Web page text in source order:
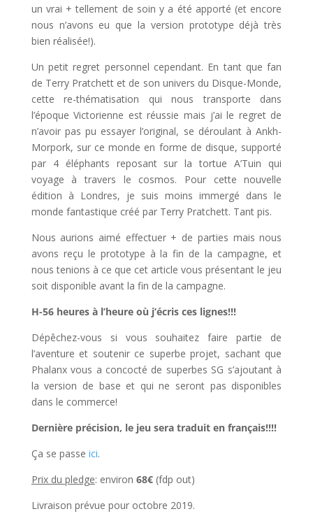
un vrai + tellement de soin y a été apporté (et encore
nous n’avons eu que la version prototype déjà très
bien réalisée!).
Un petit regret personnel cependant. En tant que fan
de Terry Pratchett et de son univers du Disque-Monde,
cette re-thématisation qui nous transporte dans
l’époque Victorienne est réussie mais j’ai le regret de
n’avoir pas pu essayer l’original, se déroulant à Ankh-
Morpork, sur ce monde en forme de disque, supporté
par 4 éléphants reposant sur la tortue A’Tuin qui
voyage à travers le cosmos. Pour cette nouvelle
édition à Londres, je suis moins immergé dans le
monde fantastique créé par Terry Pratchett. Tant pis.
Nous aurions aimé effectuer + de parties mais nous
avons reçu le prototype à la fin de la campagne, et
nous tenions à ce que cet article vous présentant le jeu
soit disponible avant la fin de la campagne.
H-56 heures à l’heure où j’écris ces lignes!!!
Dépêchez-vous si vous souhaitez faire partie de
l’aventure et soutenir ce superbe projet, sachant que
Phalanx vous a concocté de superbes SG s’ajoutant à
la version de base et qui ne seront pas disponibles
dans le commerce!
Dernière précision, le jeu sera traduit en français!!!!
Ça se passe ici.
Prix du pledge: environ 68€(fdp out)
Livraison prévue pour octobre 2019.